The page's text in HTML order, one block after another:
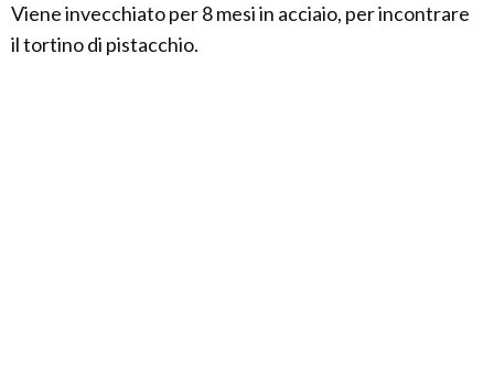
Viene invecchiato per 8 mesi in acciaio, per incontrare
il tortino di pistacchio.